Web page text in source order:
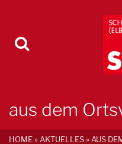
aus dem
HOME» AKTUELLES» AUS